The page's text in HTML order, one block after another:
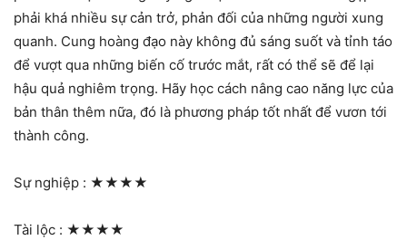
phải khá nhiều sự cản trở, phản đối của những người xung
quanh. Cung hoàng đạo này không đủ sáng suốt và tỉnh táo
để vượt qua những biến cố trước mắt, rất có thể sẽ để lại
hậu quả nghiêm trọng. Hãy học cách nâng cao năng lực của
bản thân thêm nữa, đó là phương pháp tốt nhất để vươn tới
thành công.
Sự nghiệp : ★★★★
Tài lộc : ★★★★